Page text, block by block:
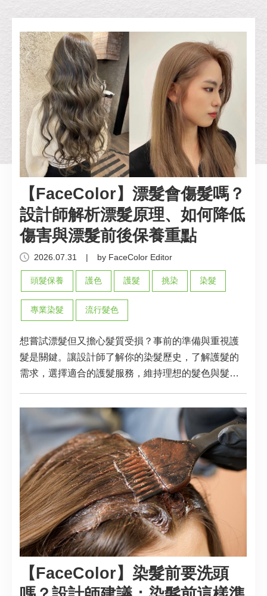
【FaceColor】漂髮會傷髮嗎？
設計師解析漂髮原理、如何降低
傷害與漂髮前後保養重點
2026.07.31 | by FaceColor Editor
頭髮保養 護色 護髮 挑染 染髮
專業染髮 流行髮色
想嘗試漂髮但又擔心髮質受損？事前的準備與重視護
髮是關鍵。讓設計師了解你的染髮歷史，了解護髮的
需求，選擇適合的護髮服務，維持理想的髮色與髮
【FaceColor】染髮前要洗頭